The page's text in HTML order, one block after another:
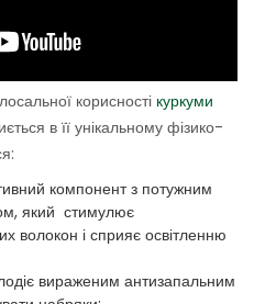
корисності куркуми
в її унікальному фізико-
компонент з потужним
який стимулює
волокон і сприяє освітленню
вираженим антизапальним